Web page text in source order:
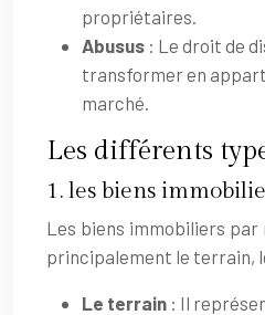
propriétaires.
Abusus : Le droit de
transformer en
marché.
Les différents
1. les biens
Les biens immobiliers
principalement le terrain,
Le terrain : Il